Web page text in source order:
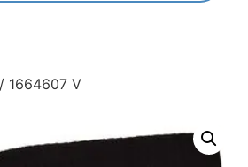
/ 1664607 V